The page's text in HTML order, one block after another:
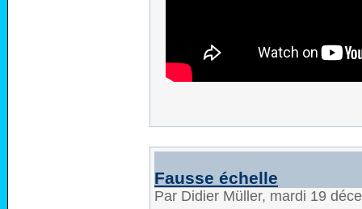
Fausse échelle
Par Didier Müller, mardi 19